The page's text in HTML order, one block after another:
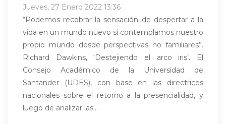
Jueves, 27 Enero 2022 13:36
“Podemos recobrar la sensación de despertar a la
vida en un mundo nuevo si contemplamos nuestro
propio mundo desde perspectivas no familiares”.
Richard Dawkins, ‘Destejiendo el arco iris’. El
Consejo Académico de la Universidad de
Santander (UDES), con base en las directrices
nacionales sobre el retorno a la presencialidad, y
luego de analizar las...